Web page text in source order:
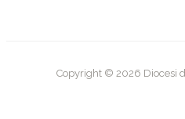
Copyright © 2026 Diocesi